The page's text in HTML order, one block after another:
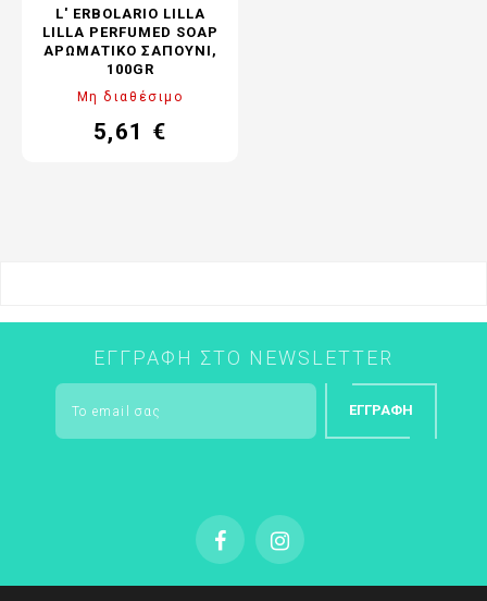
L' ERBOLARIO LILLA
LILLA PERFUMED SOAP
ΑΡΩΜΑΤΙΚΌ ΣΑΠΟΎΝΙ,
100GR
Μη διαθέσιμο
Τιμή
5,61 €
ΕΓΓΡΑΦΉ ΣΤΟ NEWSLETTER
ΕΓΓΡΑΦΉ